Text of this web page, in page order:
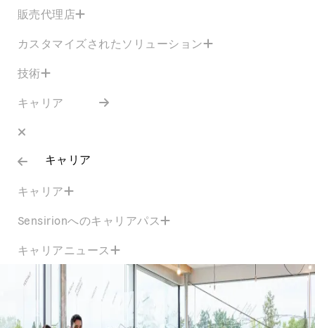
販売代理店
カスタマイズされたソリューション
技術
キャリア
キャリア
キャリア
Sensirionへのキャリアパス
キャリアニュース